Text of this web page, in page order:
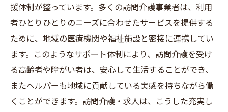
援体制が整っています。多くの訪問介護事業者は、利用
者ひとりひとりのニーズに合わせたサービスを提供する
ために、地域の医療機関や福祉施設と密接に連携してい
ます。このようなサポート体制により、訪問介護を受け
る高齢者や障がい者は、安心して生活することができ、
またヘルパーも地域に貢献している実感を持ちながら働
くことができます。訪問介護・求人は、こうした充実し